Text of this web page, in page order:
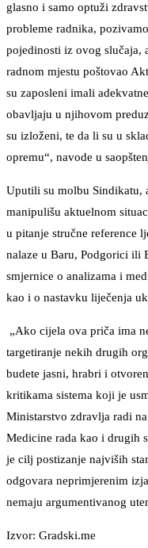
glasno i samo optuži
probleme radnika,
pojedinosti iz ovog slučaja,
radnom mjestu poštovao
su zaposleni imali
obavljaju u njihovom
su izloženi, te da li su u
opremu“, navode u
Uputili su molbu Sindikatu,
manipulišu aktuelnom
u pitanje stručne reference
nalaze u Baru, Podgorici ili
smjernice o analizama i
kao i o nastavku liječenja
„Ako cijela ova priča ima
targetiranje nekih drugih
budete jasni, hrabri i
kritikama sistema koji je
Ministarstvo zdravlja radi
Medicine rada kao i drugih
je cilj postizanje najviših
odgovara neprimjerenim
nemaju argumentivanog
Izvor: Gradski.me